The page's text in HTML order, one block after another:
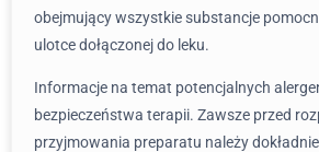
obejmujący wszystkie substancje
ulotce dołączonej do leku.
Informacje na temat potencjalnych
bezpieczeństwa terapii. Zawsze przed
przyjmowania preparatu należy